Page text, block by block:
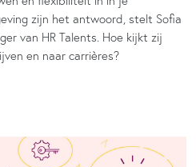
zijn het antwoord, stelt Sofia
van HR Talents. Hoe kijkt zij
en naar carrières?